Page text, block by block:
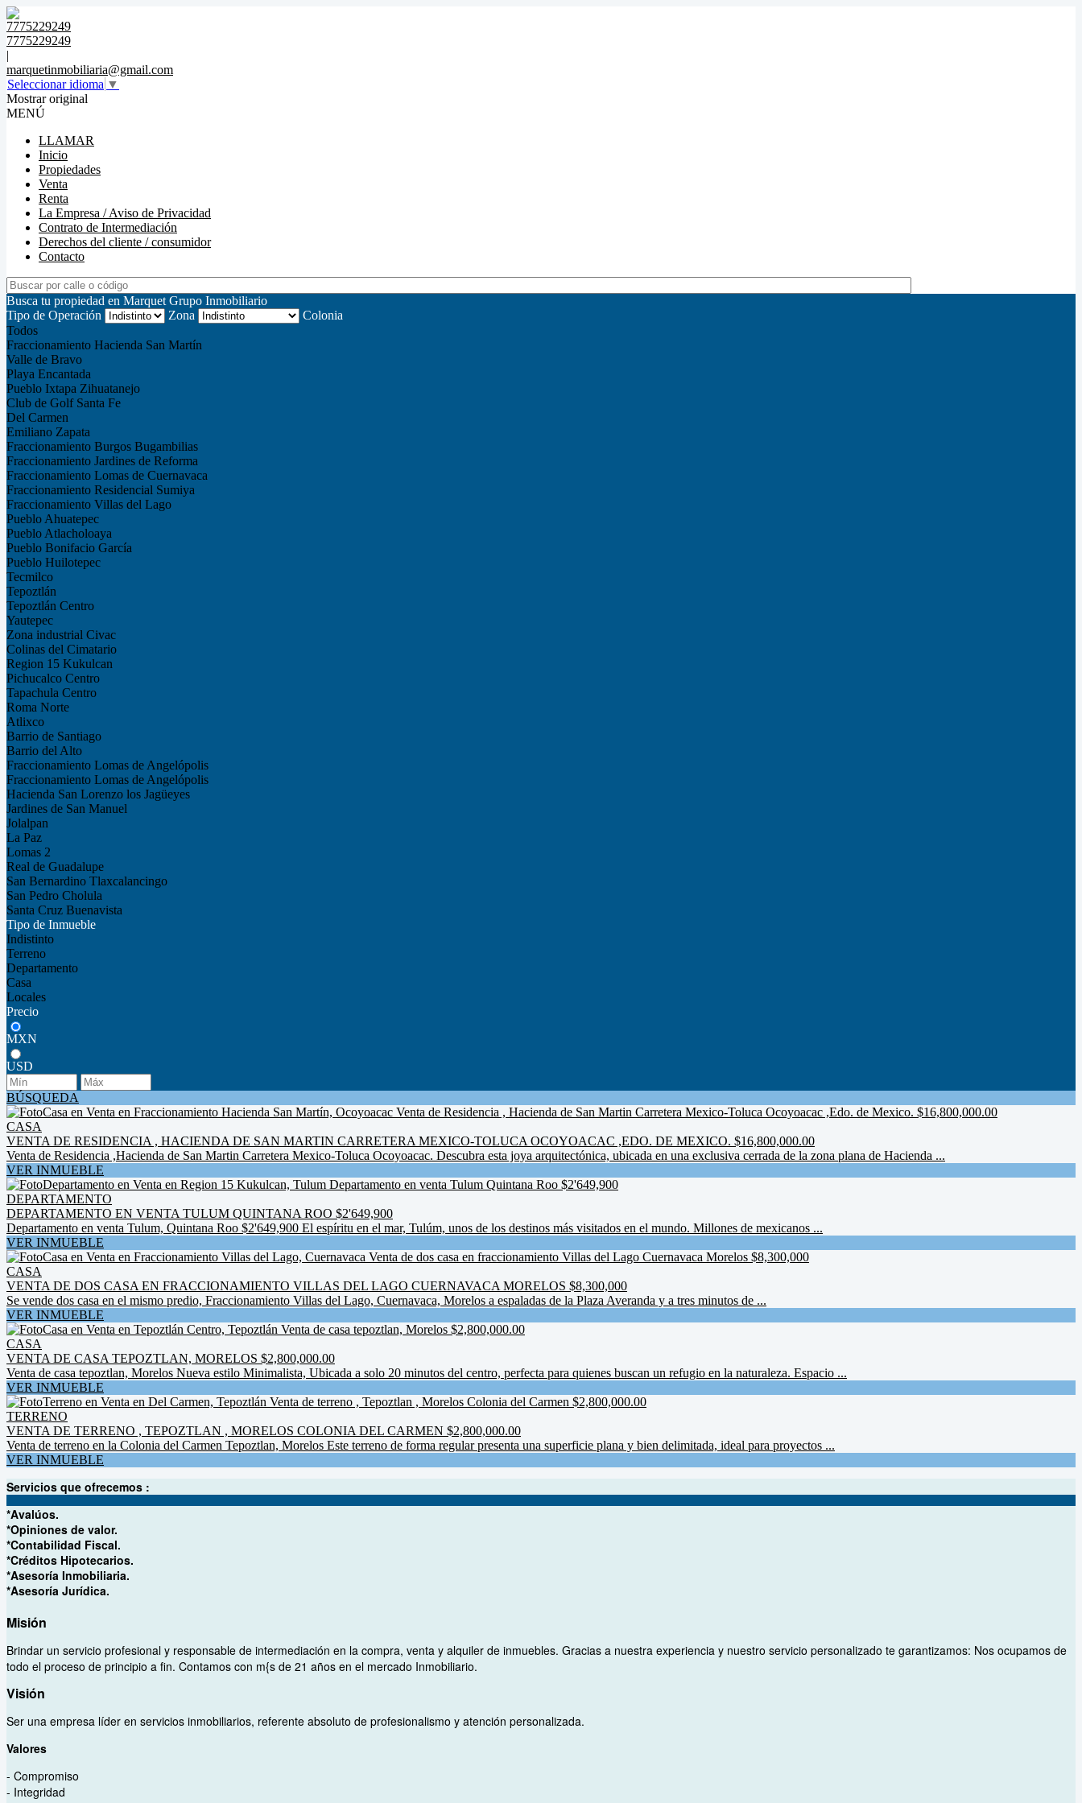
7775229249
7775229249
|
marquetinmobiliaria@gmail.com
Seleccionar idioma ▼
Mostrar original
MENÚ
LLAMAR
Inicio
Propiedades
Venta
Renta
La Empresa / Aviso de Privacidad
Contrato de Intermediación
Derechos del cliente / consumidor
Contacto
Busca tu propiedad en Marquet Grupo Inmobiliario
Tipo de Operación
Zona
Colonia
Todos
Fraccionamiento Hacienda San Martín
Valle de Bravo
Playa Encantada
Pueblo Ixtapa Zihuatanejo
Club de Golf Santa Fe
Del Carmen
Emiliano Zapata
Fraccionamiento Burgos Bugambilias
Fraccionamiento Jardines de Reforma
Fraccionamiento Lomas de Cuernavaca
Fraccionamiento Residencial Sumiya
Fraccionamiento Villas del Lago
Pueblo Ahuatepec
Pueblo Atlacholoaya
Pueblo Bonifacio García
Pueblo Huilotepec
Tecmilco
Tepoztlán
Tepoztlán Centro
Yautepec
Zona industrial Civac
Colinas del Cimatario
Region 15 Kukulcan
Pichucalco Centro
Tapachula Centro
Roma Norte
Atlixco
Barrio de Santiago
Barrio del Alto
Fraccionamiento Lomas de Angelópolis
Fraccionamiento Lomas de Angelópolis
Hacienda San Lorenzo los Jagüeyes
Jardines de San Manuel
Jolalpan
La Paz
Lomas 2
Real de Guadalupe
San Bernardino Tlaxcalancingo
San Pedro Cholula
Santa Cruz Buenavista
Tipo de Inmueble
Indistinto
Terreno
Departamento
Casa
Locales
Precio
MXN
USD
BÚSQUEDA
CASA
VENTA DE RESIDENCIA , HACIENDA DE SAN MARTIN CARRETERA MEXICO-TOLUCA OCOYOACAC ,EDO. DE MEXICO. $16,800,000.00
Venta de Residencia ,Hacienda de San Martin Carretera Mexico-Toluca Ocoyoacac. Descubra esta joya arquitectónica, ubicada en una exclusiva cerrada de la zona plana de Hacienda ...
VER INMUEBLE
DEPARTAMENTO
DEPARTAMENTO EN VENTA TULUM QUINTANA ROO $2'649,900
Departamento en venta Tulum, Quintana Roo $2'649,900 El espíritu en el mar, Tulúm, unos de los destinos más visitados en el mundo. Millones de mexicanos ...
VER INMUEBLE
CASA
VENTA DE DOS CASA EN FRACCIONAMIENTO VILLAS DEL LAGO CUERNAVACA MORELOS $8,300,000
Se vende dos casa en el mismo predio, Fraccionamiento Villas del Lago, Cuernavaca, Morelos a espaladas de la Plaza Averanda y a tres minutos de ...
VER INMUEBLE
CASA
VENTA DE CASA TEPOZTLAN, MORELOS $2,800,000.00
Venta de casa tepoztlan, Morelos Nueva estilo Minimalista, Ubicada a solo 20 minutos del centro, perfecta para quienes buscan un refugio en la naturaleza. Espacio ...
VER INMUEBLE
TERRENO
VENTA DE TERRENO , TEPOZTLAN , MORELOS COLONIA DEL CARMEN $2,800,000.00
Venta de terreno en la Colonia del Carmen Tepoztlan, Morelos Este terreno de forma regular presenta una superficie plana y bien delimitada, ideal para proyectos ...
VER INMUEBLE
Servicios que ofrecemos :
*Avalúos.
*Opiniones de valor.
*Contabilidad Fiscal.
*Créditos Hipotecarios.
*Asesoría Inmobiliaria.
*Asesoría Jurídica.
Misión
Brindar un servicio profesional y responsable de intermediación en la compra, venta y alquiler de inmuebles. Gracias a nuestra experiencia y nuestro servicio personalizado te garantizamos: Nos ocupamos de
todo el proceso de principio a fin. Contamos con m{s de 21 años en el mercado Inmobiliario.
Visión
Ser una empresa líder en servicios inmobiliarios, referente absoluto de profesionalismo y atención personalizada.
Valores
- Compromiso
- Integridad